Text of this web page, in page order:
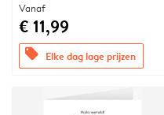
Vanaf
€ 11,99
offers Elke dag lage prijzen